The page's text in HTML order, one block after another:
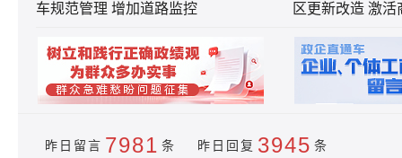
车规范管理 增加道路监控
区更新改造 激活
昨日留言 7981 条 昨日回复 3945 条